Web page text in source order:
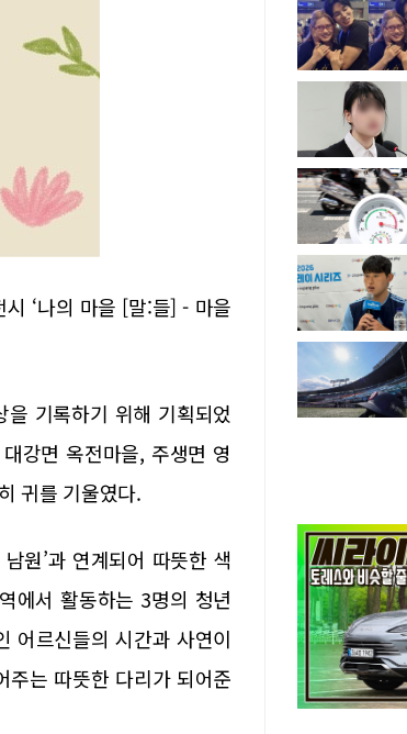
‘나의 마을 [말:들] - 마을
기록하기 위해 기획되었
강면 옥전마을, 주생면 영
귀를 기울였다.
원’과 연계되어 따뜻한 색
에서 활동하는 3명의 청년
어르신들의 시간과 사연이
주는 따뜻한 다리가 되어준